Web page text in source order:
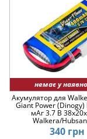
немає у
Акумулятор для
Giant Power (Dinogy)
мАг 3.7 В
Walkera/
340 грн